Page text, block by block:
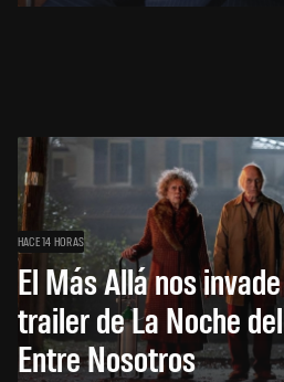
HACE 14 HORAS
El Más Allá nos
trailer de La Noche
Entre Nosotros